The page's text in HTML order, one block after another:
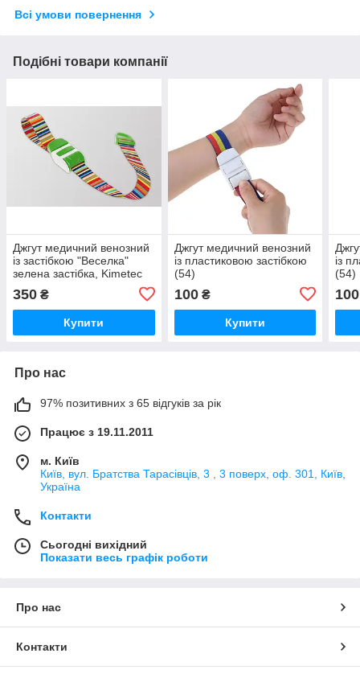
Всі умови повернення
Подібні товари компанії
Джгут медичний венозний
із застібкою "Веселка"
зелена застібка, Kimetec
350 ₴
Купити
Джгут медичний венозний
із пластиковою застібкою
(54)
100₴
Купити
із
(54)
100
Про нас
97% позитивних з 65 відгуків за рік
Працює з 19.11.2011
м. Київ
Київ, вул. Братства Тарасівців, 3 , 3 поверх, оф. 301, Київ,
Україна
Контакти
Сьогодні вихідний
Показати весь графік роботи
Про нас
Контакти